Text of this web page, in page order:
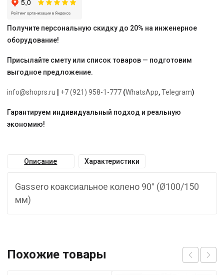
Получите персональную скидку до 20% на инженерное
оборудование!
Присылайте смету или список товаров — подготовим
выгодное предложение.
info@shoprs.ru +7 (921) 958-1-777 (WhatsApp,Telegram)
Гарантируем индивидуальный подход и реальную
экономию!
Описание Характеристики
Gassero коаксиальное колено 90° (Ø100/150
мм)
Похожие товары